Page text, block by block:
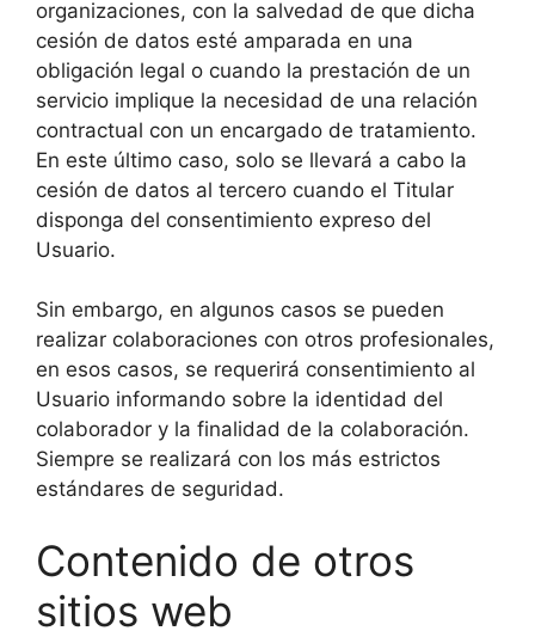
organizaciones, con la salvedad de que dicha
cesión de datos esté amparada en una
obligación legal o cuando la prestación de un
servicio implique la necesidad de una relación
contractual con un encargado de tratamiento.
En este último caso, solo se llevará a cabo la
cesión de datos al tercero cuando el Titular
disponga del consentimiento expreso del
Usuario.
Sin embargo, en algunos casos se pueden
realizar colaboraciones con otros profesionales,
en esos casos, se requerirá consentimiento al
Usuario informando sobre la identidad del
colaborador y la finalidad de la colaboración.
Siempre se realizará con los más estrictos
estándares de seguridad.
Contenido de otros
sitios web